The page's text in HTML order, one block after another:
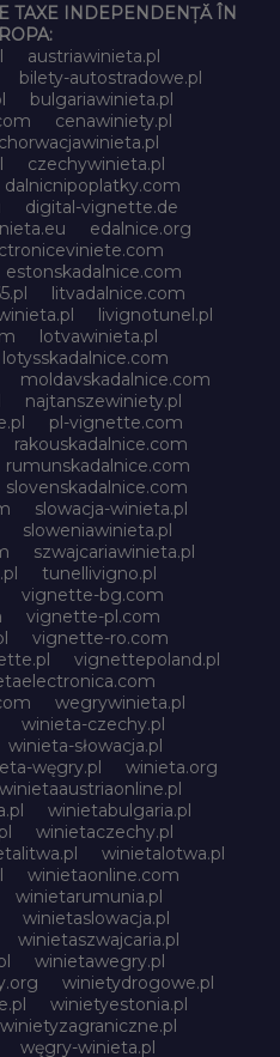
TAXE INDEPENDENȚĂ ÎN
austriawinieta.pl
bilety-autostradowe.pl
bulgariawinieta.pl
cenawiniety.pl
chorwacjawinieta.pl
czechywinieta.pl
dalnicnipoplatky.com
digital-vignette.de
edalnice.org
estonskadalnice.com
litvadalnice.com
livignotunel.pl
lotvawinieta.pl
lotysskadalnice.com
moldavskadalnice.com
najtanszewiniety.pl
pl-vignette.com
rakouskadalnice.com
rumunskadalnice.com
slovenskadalnice.com
slowacja-winieta.pl
sloweniawinieta.pl
szwajcariawinieta.pl
tunellivigno.pl
vignette-bg.com
vignette-pl.com
vignette-ro.com
vignettepoland.pl
wegrywinieta.pl
winieta-czechy.pl
winieta-słowacja.pl
węgry.pl
winieta.org
winietaaustriaonline.pl
winietabulgaria.pl
winietaczechy.pl
winietalotwa.pl
winietaonline.com
winietarumunia.pl
winietaslowacja.pl
winietaszwajcaria.pl
winietawegry.pl
winietydrogowe.pl
winietyestonia.pl
winietyzagraniczne.pl
węgry-winieta.pl